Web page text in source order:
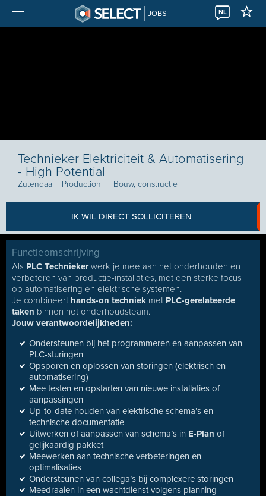
JOBS NL
Technieker Elektriciteit & Automatisering
- High Potential
Zutendaal I Production I Bouw, constructie
IK WIL DIRECT SOLLICITEREN
Functieomschrijving
Als PLC Techniekerwerk je mee aan het onderhouden en
verbeteren van productie-installaties, met een sterke focus
op automatisering en elektrische systemen.
Je combineert hands-on techniek met PLC-gerelateerde
taken binnen het onderhoudsteam.
Jouw verantwoordelijkheden:
Ondersteunen bij het programmeren en aanpassen van
PLC-sturingen
Opsporen en oplossen van storingen (elektrisch en
automatisering)
Mee testen en opstarten van nieuwe installaties of
aanpassingen
Up-to-date houden van elektrische schema’s en
technische documentatie
Uitwerken of aanpassen van schema’s in E-Plan of
gelijkaardig pakket
Meewerken aan technische verbeteringen en
optimalisaties
Ondersteunen van collega’s bij complexere storingen
Meedraaien in een wachtdienst volgens planning